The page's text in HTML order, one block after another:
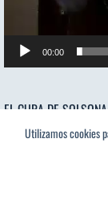
Utilizamos cookies
00:00
EL CURA DE SOLSONA
Reproductor